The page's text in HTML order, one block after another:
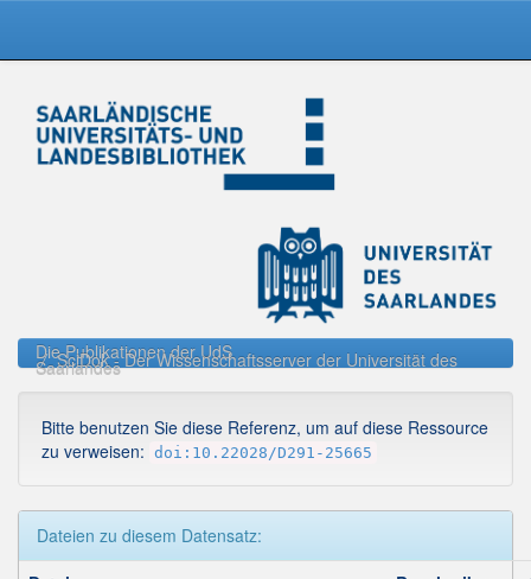
navigation
Die Publikationen der UdS
SciDok - Der Wissenschaftsserver der Universität des
Saarlandes
Bitte benutzen Sie diese Referenz, um auf diese Ressource
zu verweisen: doi:10.22028/D291-25665
Dateien zu diesem Datensatz: